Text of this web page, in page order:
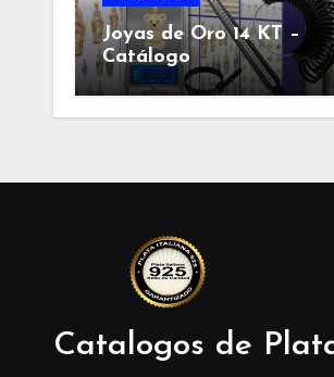
Joyas de Oro 14 KT –
Catálogo
Catalogos de